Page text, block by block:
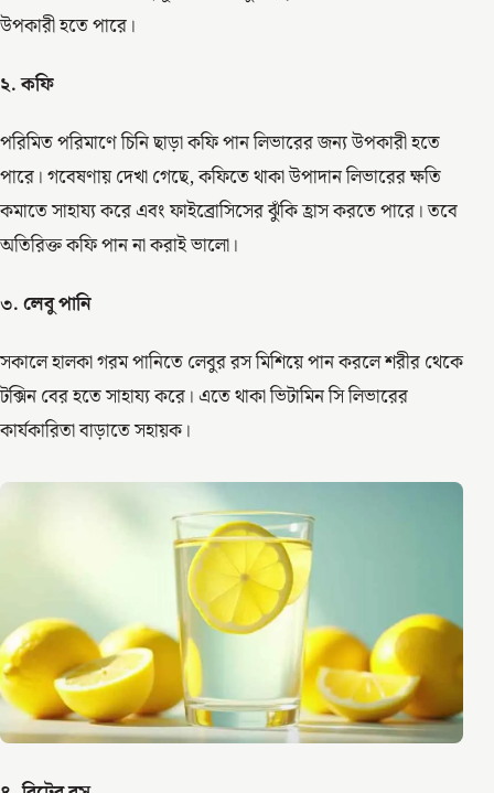
উপকারী হতে পারে।
২. কফি
পরিমিত পরিমাণে চিনি ছাড়া কফি পান লিভারের জন্য উপকারী হতে
পারে। গবেষণায় দেখা গেছে, কফিতে থাকা উপাদান লিভারের ক্ষতি
কমাতে সাহায্য করে এবং ফাইব্রোসিসের ঝুঁকি হ্রাস করতে পারে। তবে
অতিরিক্ত কফি পান না করাই ভালো।
৩. লেবু পানি
সকালে হালকা গরম পানিতে লেবুর রস মিশিয়ে পান করলে শরীর থেকে
টক্সিন বের হতে সাহায্য করে। এতে থাকা ভিটামিন সি লিভারের
কার্যকারিতা বাড়াতে সহায়ক।